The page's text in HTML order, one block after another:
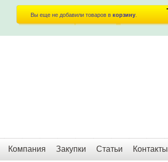
Вы еще не добавили товаров в корзину
Компания Закупки Статьи Контакты